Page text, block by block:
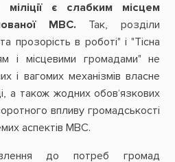
є слабким місцем
МВС. Так, розділи
прозорість в роботі" і "Тісна
і місцевими громадами" не
і вагомих механізмів власне
а також жодних обов‘язкових
впливу громадськості
аспектів МВС.
до потреб громад